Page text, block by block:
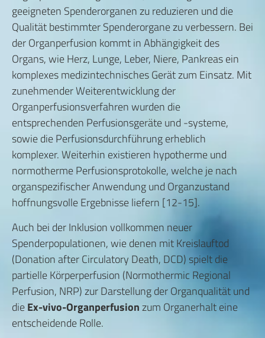
geeigneten Spenderorganen zu reduzieren und die
Qualität bestimmter Spenderorgane zu verbessern. Bei
der Organperfusion kommt in Abhängigkeit des
Organs, wie Herz, Lunge, Leber, Niere, Pankreas ein
komplexes medizintechnisches Gerät zum Einsatz. Mit
zunehmender Weiterentwicklung der
Organperfusionsverfahren wurden die
entsprechenden Perfusionsgeräte und -systeme,
sowie die Perfusionsdurchführung erheblich
komplexer. Weiterhin existieren hypotherme und
normotherme Perfusionsprotokolle, welche je nach
organspezifischer Anwendung und Organzustand
hoffnungsvolle Ergebnisse liefern [12-15].
Auch bei der Inklusion vollkommen neuer
Spenderpopulationen, wie denen mit Kreislauftod
(Donation after Circulatory Death, DCD) spielt die
partielle Körperperfusion (Normothermic Regional
Perfusion, NRP) zur Darstellung der Organqualität und
dieEx-vivo-Organperfusionzum Organerhalt eine
entscheidende Rolle.